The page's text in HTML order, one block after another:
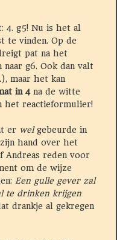
4. g5! Nu is het al
te vinden. Op de
pat na het
g6. Ook dan valt
maar het kan
in 4na de witte
het reactieformulier!
er welgebeurde in
hand over het
Andreas reden voor
om de wijze
Een gulle gever zal
te drinken krijgen
drankje al gekregen